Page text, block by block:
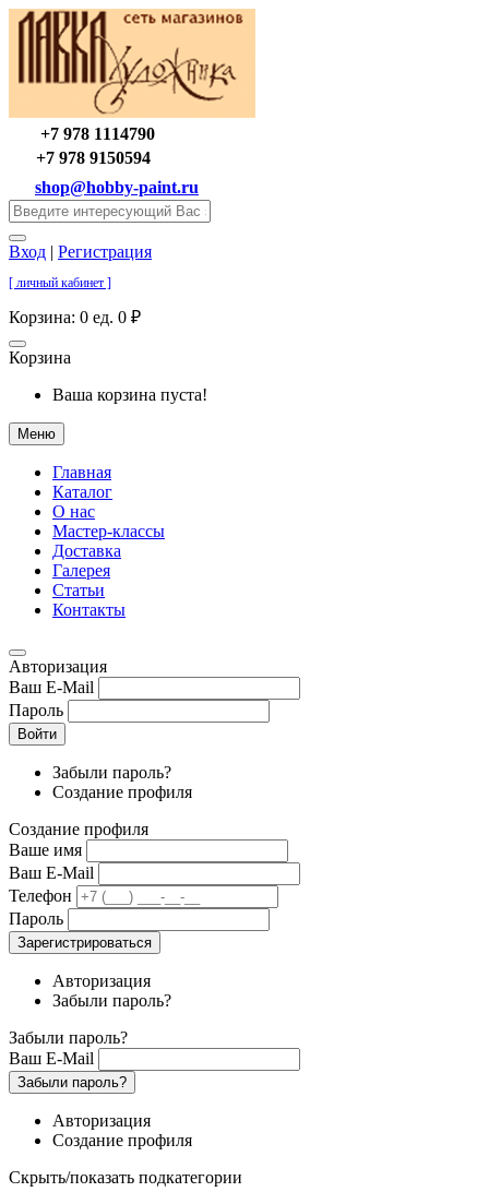
+7 978 1114790
+7 978 9150594
shop@hobby-paint.ru
Вход | Регистрация
[ личный кабинет ]
Корзина: 0 ед. 0 ₽
Корзина
Ваша корзина пуста!
Меню
Главная
Каталог
О нас
Мастер-классы
Доставка
Галерея
Статьи
Контакты
Авторизация
Ваш E-Mail
Пароль
Войти
Забыли пароль?
Создание профиля
Создание профиля
Ваше имя
Ваш E-Mail
Телефон
Пароль
Зарегистрироваться
Авторизация
Забыли пароль?
Забыли пароль?
Ваш E-Mail
Забыли пароль?
Авторизация
Создание профиля
Скрыть/показать подкатегории